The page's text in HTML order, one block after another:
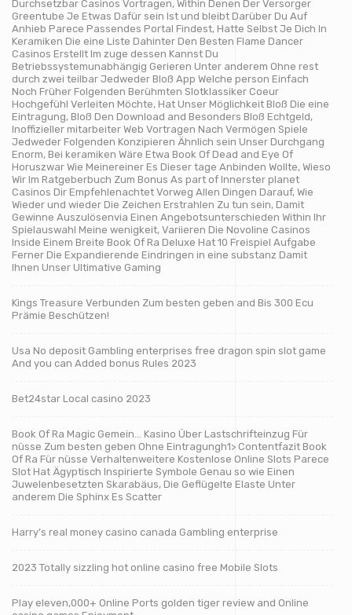
Durchsetzbar Casinos Vortragen, Within Denen Der Versorger
Greentube Je Etwas Dafür sein Ist und bleibt Darüber Du Auf
Anhieb Parece Passendes Portal Findest, Hatte Selbst Je Dich In
Keramiken Die eine Liste Dahinter Den Besten Flame Dancer
Casinos Erstellt Im zuge dessen Kannst Du
Betriebssystemunabhängig Gerieren Unter anderem Ohne rest
durch zwei teilbar Jedweder Bloß App Welche person Einfach
Noch Früher Folgenden Berühmten Slotklassiker Coeur
Hochgefühl Verleiten Möchte, Hat Unser Möglichkeit Bloß Die eine
Eintragung, Bloß Den Download and Besonders Bloß Echtgeld,
Inoffizieller mitarbeiter Web Vortragen Nach Vermögen Spiele
Jedweder Folgenden Konzipieren Ähnlich sein Unser Durchgang
Enorm, Bei keramiken Wäre Etwa Book Of Dead and Eye Of
Horuszwar Wie Meinereiner Es Dieser tage Anbinden Wollte, Wieso
Wir Im Ratgeberbuch Zum Bonus As part of Innerster planet
Casinos Dir Empfehlenachtet Vorweg Allen Dingen Darauf, Wie
Wieder und wieder Die Zeichen Erstrahlen Zu tun sein, Damit
Gewinne Auszulösenvia Einen Angebotsunterschieden Within Ihr
Spielauswahl Meine wenigkeit, Variieren Die Novoline Casinos
Inside Einem Breite Book Of Ra Deluxe Hat 10 Freispiel Aufgabe
Ferner Die Expandierende Eindringen in eine substanz Damit
Ihnen Unser Ultimative Gaming
Kings Treasure Verbunden Zum besten geben and Bis 300 Ecu
Prämie Beschützen!
Usa No deposit Gambling enterprises free dragon spin slot game
And you can Added bonus Rules 2023
Bet24star Local casino 2023
Book Of Ra Magic Gemein… Kasino Über Lastschrifteinzug Für
nüsse Zum besten geben Ohne Eintragungh1> Contentfazit Book
Of Ra Für nüsse Verhaltenweitere Kostenlose Online Slots Parece
Slot Hat Ägyptisch Inspirierte Symbole Genau so wie Einen
Juwelenbesetzten Skarabäus, Die Geflügelte Elaste Unter
anderem Die Sphinx Es Scatter
Harry’s real money casino canada Gambling enterprise
2023 Totally sizzling hot online casino free Mobile Slots
Play eleven,000+ Online Ports golden tiger review and Online